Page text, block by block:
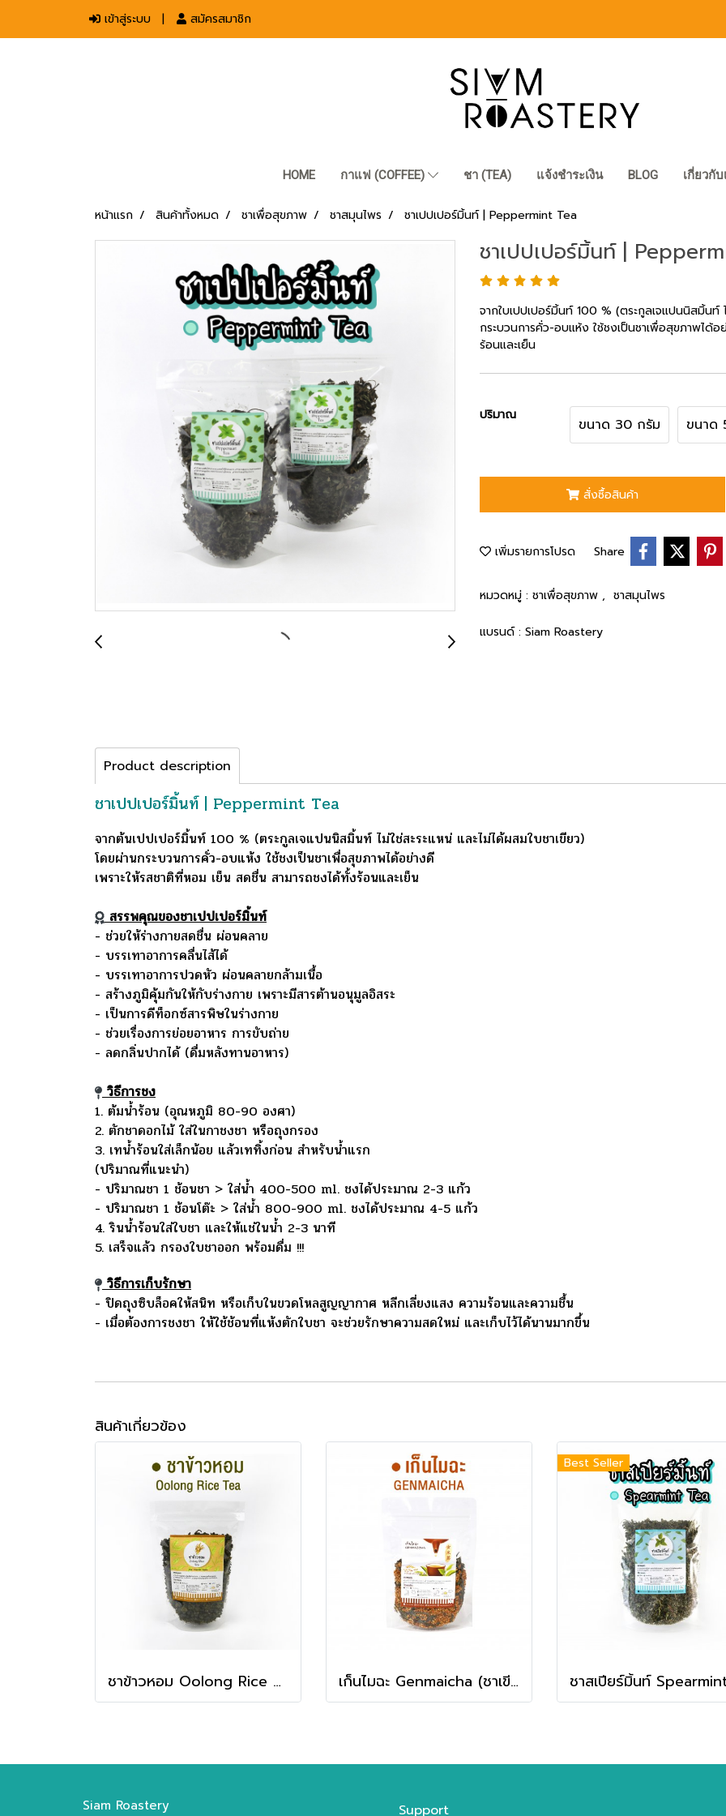
เข้าสู่ระบบ สมัครสมาชิก
HOME กาแฟ (COFFEE) ชา (TEA) แจ้งชำระเงิน BLOG เกี่ยวกับ
หน้าแรก สินค้าทั้งหมด ชาเพื่อสุขภาพ ชาสมุนไพร ชาเปปเปอร์มิ้นท์ | Peppermint Tea
ชาเปปเปอร์มิ้นท์ |
จากใบเปปเปอร์มิ้นท์ 100 % (ตระกูลเจแปนนิสมิ้นท์
กระบวนการคั่ว-อบแห้ง ใช้ชงเป็นชาเพื่อสุขภาพได้
ร้อนและเย็น
ปริมาณ
ขนาด 30 กรัม ขนาด
สั่งซื้อสินค้า
เพิ่มรายการโปรด Share
หมวดหมู่ : ชาเพื่อสุขภาพ , ชาสมุนไพร
แบรนด์ : Siam Roastery
Product description
ชาเปปเปอร์มิ้นท์ | Peppermint Tea
จากต้นเปปเปอร์มิ้นท์ 100 % (ตระกูลเจแปนนิสมิ้นท์ ไม่ใช่สะระแหน่ และไม่ได้ผสมใบชาเขียว)
โดยผ่านกระบวนการคั่ว-อบแห้ง ใช้ชงเป็นชาเพื่อสุขภาพได้อย่างดี
เพราะให้รสชาติที่หอม เย็น สดชื่น สามารถชงได้ทั้งร้อนและเย็น
สรรพคุณของชาเปปเปอร์มิ้นท์
- ช่วยให้ร่างกายสดชื่น ผ่อนคลาย
- บรรเทาอาการคลื่นไส้ได้
- บรรเทาอาการปวดหัว ผ่อนคลายกล้ามเนื้อ
- สร้างภูมิคุ้มกันให้กับร่างกาย เพราะมีสารต้านอนุมูลอิสระ
- เป็นการดีท็อกซ์สารพิษในร่างกาย
- ช่วยเรื่องการย่อยอาหาร การขับถ่าย
- ลดกลิ่นปากได้ (ดื่มหลังทานอาหาร)
วิธีการชง
1. ต้มน้ำร้อน (อุณหภูมิ 80-90 องศา)
2. ตักชาดอกไม้ ใส่ในกาชงชา หรือถุงกรอง
3. เทน้ำร้อนใส่เล็กน้อย แล้วเททิ้งก่อน สำหรับน้ำแรก
(ปริมาณที่แนะนำ)
- ปริมาณชา 1 ช้อนชา > ใส่น้ำ 400-500 ml. ชงได้ประมาณ 2-3 แก้ว
- ปริมาณชา 1 ช้อนโต๊ะ > ใส่น้ำ 800-900 ml. ชงได้ประมาณ 4-5 แก้ว
4. รินน้ำร้อนใส่ใบชา และให้แช่ในน้ำ 2-3 นาที
5. เสร็จแล้ว กรองใบชาออก พร้อมดื่ม !!!
วิธีการเก็บรักษา
- ปิดถุงซิบล็อคให้สนิท หรือเก็บในขวดโหลสูญญากาศ หลีกเลี่ยงแสง ความร้อนและความชื้น
- เมื่อต้องการชงชา ให้ใช้ช้อนที่แห้งตักใบชา จะช่วยรักษาความสดใหม่ และเก็บไว้ได้นานมากขึ้น
สินค้าเกี่ยวข้อง
ชาข้าวหอม Oolong Rice Tea เก็นไมฉะ Genmaicha (ชาเขียวข้าวคั่วญี่ปุ่น)
Best Seller
Siam Roastery Support